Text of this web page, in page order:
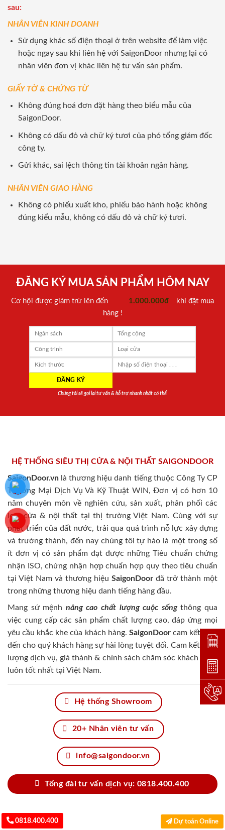
sau:
NHÂN VIÊN KINH DOANH
Sử dụng khác số điện thoại ở trên website để làm việc
hoặc ngay sau khi liên hệ với SaigonDoor nhưng lại có
nhân viên đơn vị khác liên hệ tư vấn sản phẩm.
GIẤY TỜ & CHỨNG TỪ
Không đúng hoá đơn đặt hàng theo biểu mẫu của
SaigonDoor.
Không có dấu đỏ và chữ ký tươi của phó tổng giám đốc
công ty.
Gửi khác, sai lệch thông tin tài khoản ngân hàng.
NHÂN VIÊN GIAO HÀNG
Không có phiếu xuất kho, phiếu bảo hành hoặc không
đúng kiểu mẫu, không có dấu đỏ và chữ ký tươi.
ĐĂNG KÝ MUA SẢN PHẨM HÔM NAY
Cơ hội được giảm trừ lên đến 1.000.000đ
khi đặt mua
hàng !
Chúng tôi sẽ gọi lại tư vấn & hỗ trợ nhanh nhất có thể
HỆ THỐNG SIÊU THỊ CỬA & NỘI THẤT SAIGONDOOR
SaigonDoor.vn là thương hiệu danh tiếng thuộc Công Ty CP
Thương Mại Dịch Vụ Và Kỹ Thuật WIN, Đơn vị có hơn 10
năm chuyên môn về nghiên cứu, sản xuất, phân phối các
loại cửa & nội thất tại thị trường Việt Nam. Cùng với sự
phát triển của đất nước, trải qua quá trình nỗ lực xây dựng
và trưởng thành, đến nay chúng tôi tự hào là một trong số
ít đơn vị có sản phẩm đạt được những Tiêu chuẩn chứng
nhận ISO, chứng nhận hợp chuẩn hợp quy theo tiêu chuẩn
tại Việt Nam và thương hiệu SaigonDoor đã trở thành một
trong những thương hiệu danh tiếng hàng đầu.
Mang sứ mệnh nâng cao chất lượng cuộc sốngthông qua
việc cung cấp các sản phẩm chất lượng cao, đáp ứng mọi
yêu cầu khắc khe của khách hàng. SaigonDoorcam kết đem
đến cho quý khách hàng sự hài lòng tuyệt đối. Cam kết chất
lượng dịch vụ, giá thành & chính sách chăm sóc khách hàng
luôn tốt nhất tại Việt Nam.
Hệ thống Showroom
20+ Nhân viên tư vấn
info@saigondoor.vn
Tổng đài tư vấn dịch vụ: 0818.400.400
0818.400.400 Dự toán Online
Đặt
Dự